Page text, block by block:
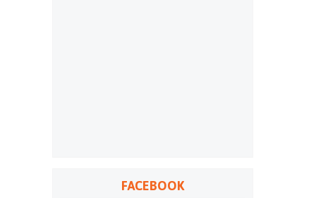
FACEBOOK